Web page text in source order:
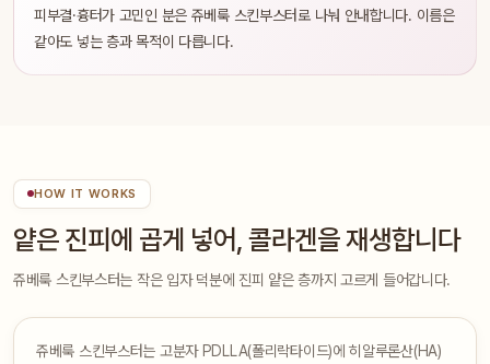
피부결·흉터가 고민인 분은 쥬베룩 스킨부스터로 나눠 안내합니다. 이름은
같아도 넣는 층과 목적이 다릅니다.
HOW IT WORKS
얕은 진피에 곱게 넣어, 콜라겐을 재생합니다
쥬베룩 스킨부스터는 작은 입자 덕분에 진피 얕은 층까지 고르게 들어갑니다.
쥬베룩 스킨부스터는 고분자 PDLLA(폴리락타이드)에 히알루론산(HA)